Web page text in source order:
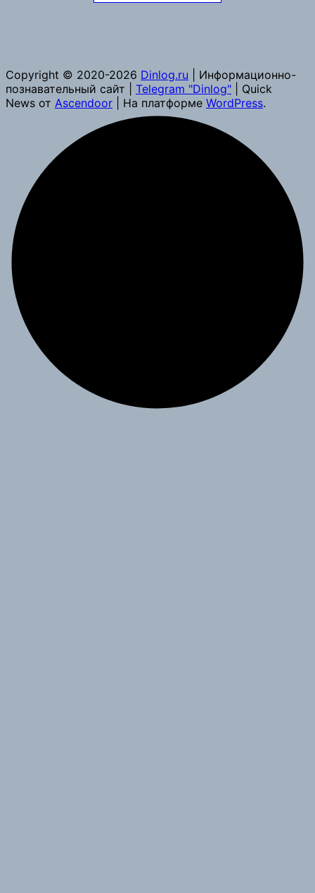
Copyright © 2020-2026 Dinlog.ru | Информационно-
познавательный сайт | Telegram "Dinlog" | Quick
News от Ascendoor | На платформе WordPress.